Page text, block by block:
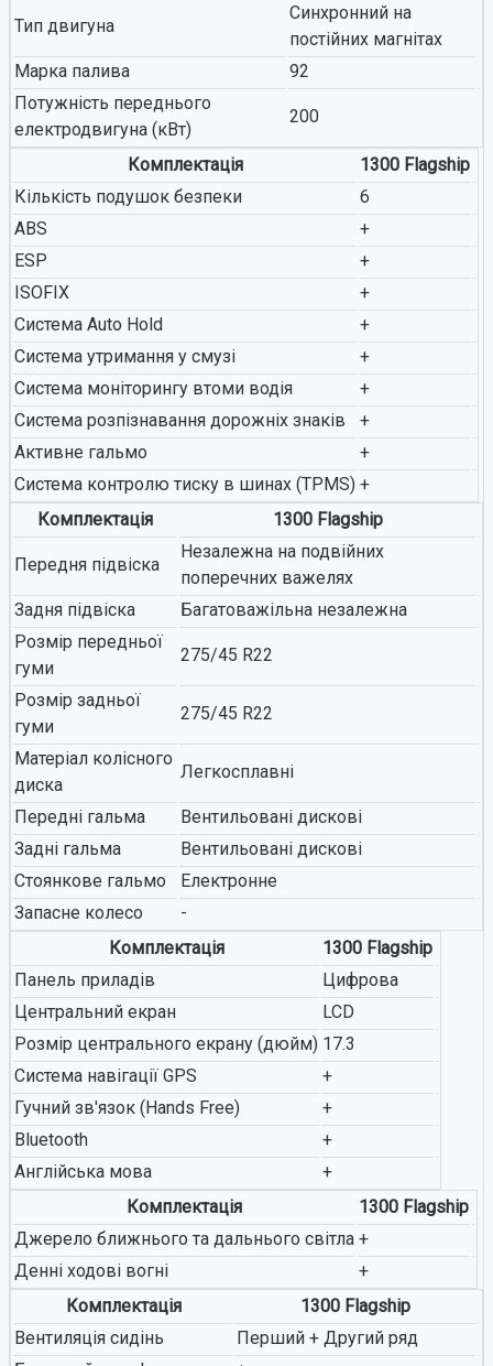
Тип двигуна
Синхронний на
постійних магнітах
Марка палива
92
Потужність переднього
електродвигуна (кВт)
200
Комплектація
1300 Flagship
Кількість подушок безпеки
6
ABS
+
ESP
+
ISOFIX
+
Система Auto Hold
+
Система утримання у смузі
+
Система моніторингу втоми водія
+
Система розпізнавання дорожніх знаків
+
Активне гальмо
+
Система контролю тиску в шинах (TPMS) +
Комплектація
1300 Flagship
Передня підвіска
Незалежна на подвійних
поперечних важелях
Задня підвіска
Багатоважільна незалежна
Розмір передньої
гуми
275/45 R22
Розмір задньої
гуми
275/45 R22
Матеріал колісного
диска
Легкосплавні
Передні гальма
Вентильовані дискові
Задні гальма
Вентильовані дискові
Стоянкове гальмо
Електронне
Запасне колесо
-
Комплектація
1300 Flagship
Панель приладів
Цифрова
Центральний екран
LCD
Розмір центрального екрану (дюйм) 17.3
Система навігації GPS
+
Гучний зв'язок (Hands Free)
+
Bluetooth
+
Англійська мова
+
Комплектація
1300 Flagship
Джерело ближнього та дальнього світла +
Денні ходові вогні
+
Комплектація
1300 Flagship
Вентиляція сидінь
Перший + Другий ряд